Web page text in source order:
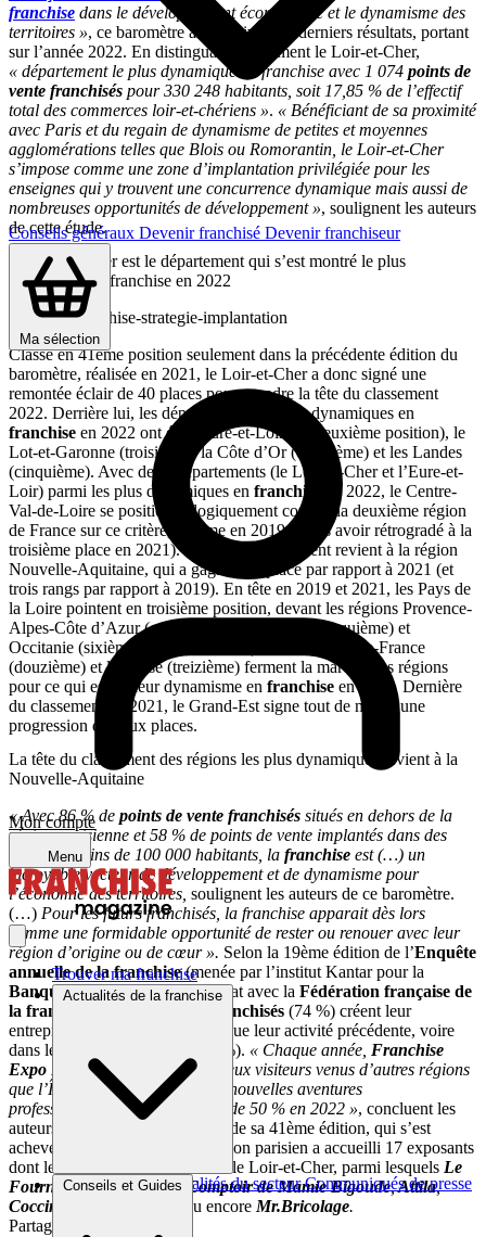
Conseils généraux Devenir franchisé Devenir franchiseur
Ma sélection
Mon compte
Menu
Trouver ma franchise
Actualités de la franchise
Brèves et actus Actualités du secteur Communiqués de presse
Conseils et Guides
franchise dans le développement économique et le dynamisme des
territoires », ce baromètre a donc livré ses derniers résultats, portant
sur l’année 2022. En distinguant notamment le Loir-et-Cher,
« département le plus dynamique en franchise avec 1 074 points de
vente franchisés pour 330 248 habitants, soit 17,85 % de l’effectif
total des commerces loir-et-chériens ». « Bénéficiant de sa proximité
avec Paris et du regain de dynamisme de petites et moyennes
agglomérations telles que Blois ou Romorantin, le Loir-et-Cher
s’impose comme une zone d’implantation privilégiée pour les
enseignes qui y trouvent une concurrence dynamique mais aussi de
nombreuses opportunités de développement », soulignent les auteurs
de cette étude.
Le Loir-et-Cher est le département qui s’est montré le plus
dynamique en franchise en 2022
Classé en 41ème position seulement dans la précédente édition du
baromètre, réalisée en 2021, le Loir-et-Cher a donc signé une
remontée éclair de 40 places pour prendre la tête du classement
2022. Derrière lui, les départements les plus dynamiques en
franchise en 2022 ont été l’Eure-et-Loir (en deuxième position), le
Lot-et-Garonne (troisième), la Côte d’Or (quatrième) et les Landes
(cinquième). Avec deux départements (le Loir-et-Cher et l’Eure-et-
Loir) parmi les plus dynamiques en franchise
en 2022, le Centre-
Val-de-Loire se positionne logiquement comme la deuxième région
de France sur ce critère, comme en 2019 (après avoir rétrogradé à la
troisième place en 2021). La tête du classement revient à la région
Nouvelle-Aquitaine, qui a gagné une place par rapport à 2021 (et
trois rangs par rapport à 2019). En tête en 2019 et 2021, les Pays de
la Loire pointent en troisième position, devant les régions Provence-
Alpes-Côte d’Azur (quatrième), Normandie (cinquième) et
Occitanie (sixième). Le Grand-Est (onzième), l’Ile-de-France
(douzième) et la Corse (treizième) ferment la marche des régions
pour ce qui est de leur dynamisme en franchise en 2022. Dernière
du classement en 2021, le Grand-Est signe tout de même une
progression de deux places.
La tête du classement des régions les plus dynamiques revient à la
Nouvelle-Aquitaine
« Avec 86 % de points de vente franchisés situés en dehors de la
région parisienne et 58 % de points de vente implantés dans des
villes de moins de 100 000 habitants, la franchise est (…) un
incroyable vecteur de développement et de dynamisme pour
l’économie des territoires, soulignent les auteurs de ce baromètre.
(…) Pour les futurs franchisés, la franchise apparait dès lors
comme une formidable opportunité de rester ou renouer avec leur
région d’origine ou de cœur ». Selon la 19ème édition de l’Enquête
annuelle de la franchise(menée par l’institut Kantar pour la
Banque Populaire, en partenariat avec la Fédération française de
la franchise
franchisés (74 %) créent leur
entreprise dans la même région que leur activité précédente, voire
dans le même département (57 %). « Chaque année, Franchise
Expo Paris attire (…) de nombreux visiteurs venus d’autres régions
que l’Île-de-France en quête de nouvelles aventures
professionnelles. Ils étaient plus de 50 % en 2022 », concluent les
auteurs de l’étude. A noter : lors de sa 41ème édition, qui s’est
achevée le 22 mars dernier, le salon parisien a accueilli 17 exposants
dont le siège social se situe dans le Loir-et-Cher, parmi lesquels Le
Fournil Saint-André,Le Comptoir de Mamie Bigoude,Attila,
Coccimarket
ou encore Mr.Bricolage.
Partager sur :